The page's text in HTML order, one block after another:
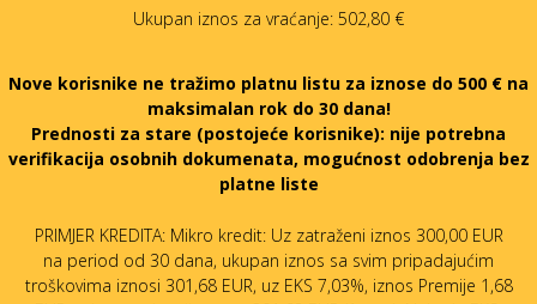
Ukupan iznos za vraćanje: 502,80 €
Nove korisnike ne tražimo platnu listu za iznose do 500 € na
maksimalan rok do 30 dana!
Prednosti za stare (postojeće korisnike): nije potrebna
verifikacija osobnih dokumenata, mogućnost odobrenja bez
platne liste
PRIMJER KREDITA: Mikro kredit: Uz zatraženi iznos 300,00 EUR
na period od 30 dana, ukupan iznos sa svim pripadajućim
troškovima iznosi 301,68 EUR, uz EKS 7,03%, iznos Premije 1,68